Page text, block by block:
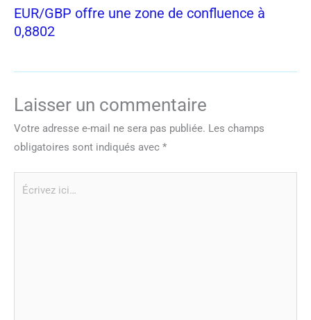
EUR/GBP offre une zone de confluence à
0,8802
Laisser un commentaire
Votre adresse e-mail ne sera pas publiée. Les champs
obligatoires sont indiqués avec *